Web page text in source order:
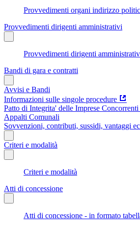
Provvedimenti organi indirizzo
Provvedimenti dirigenti amministrativi
Provvedimenti dirigenti
Bandi di gara e contratti
Avvisi e Bandi
Informazioni sulle singole procedure
Patto di Integrita' delle Imprese
Appalti Comunali
Sovvenzioni, contributi, sussidi, vantaggi
Criteri e modalità
Criteri e modalità
Atti di concessione
Atti di concessione - in formato